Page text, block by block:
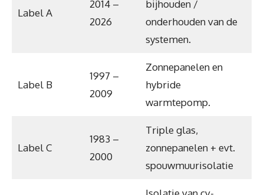
Label A
2014 –
2026
bijhouden /
onderhouden van de
systemen.
Label B
1997 –
2009
Zonnepanelen en
hybride
warmtepomp.
Label C
1983 –
2000
Triple glas,
zonnepanelen + evt.
spouwmuurisolatie